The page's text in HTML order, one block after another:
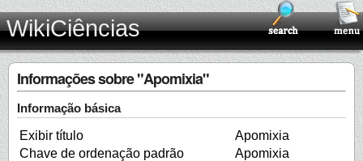
WikiCiências
Informações sobre "Apomixia"
Informação básica
Exibir título
Apomixia
Chave de ordenação padrão
Apomixia